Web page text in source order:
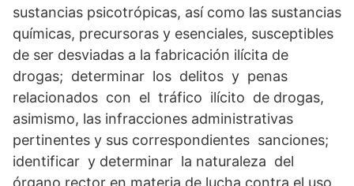
sustancias psicotrópicas, así como las sustancias
químicas, precursoras y esenciales, susceptibles
de ser desviadas a la fabricación ilícita de
drogas; determinar los delitos y penas
relacionados con el tráfico ilícito de drogas,
asimismo, las infracciones administrativas
pertinentes y sus correspondientes sanciones;
identificar y determinar la naturaleza del
órgano rector en materia de lucha contra el uso